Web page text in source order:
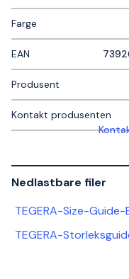
Farge
EAN
Produsent
Kontakt produsenten
Nedlastbare filer
TEGERA-Size-Guide-
TEGERA-